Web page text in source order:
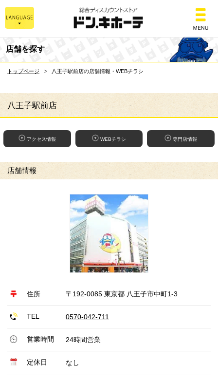
総合ディスカウント
店舗を探す
トップページ 八王子駅前店の店舗情報・WEBチラシ
八王子駅前店
アクセス情報 WEBチラシ 専門店情報
店舗情報
住所 〒192-0085 東京都 八王子市中町1-3
TEL 0570-042-711
営業時間 24時間営業
定休日 なし